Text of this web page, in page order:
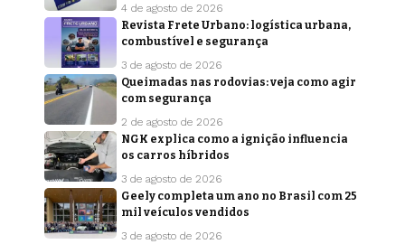
4 de agosto de 2026
Revista Frete Urbano: logística urbana,
combustível e segurança
3 de agosto de 2026
Queimadas nas rodovias: veja como agir
com segurança
2 de agosto de 2026
NGK explica como a ignição influencia
os carros híbridos
3 de agosto de 2026
Geely completa um ano no Brasil com 25
mil veículos vendidos
3 de agosto de 2026